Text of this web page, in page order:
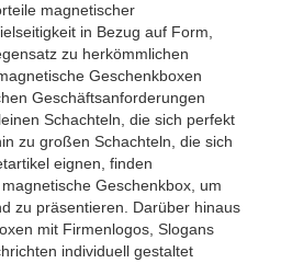
magnetischer
in Bezug auf Form,
zu herkömmlichen
Geschenkboxen
Geschäftsanforderungen
Schachteln, die sich perfekt
zu großen Schachteln, die sich
eignen, finden
Geschenkbox, um
zu präsentieren. Darüber hinaus
mit Firmenlogos, Slogans
individuell gestaltet